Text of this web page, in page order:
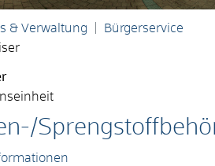
& Verwaltung
Bürgerservice